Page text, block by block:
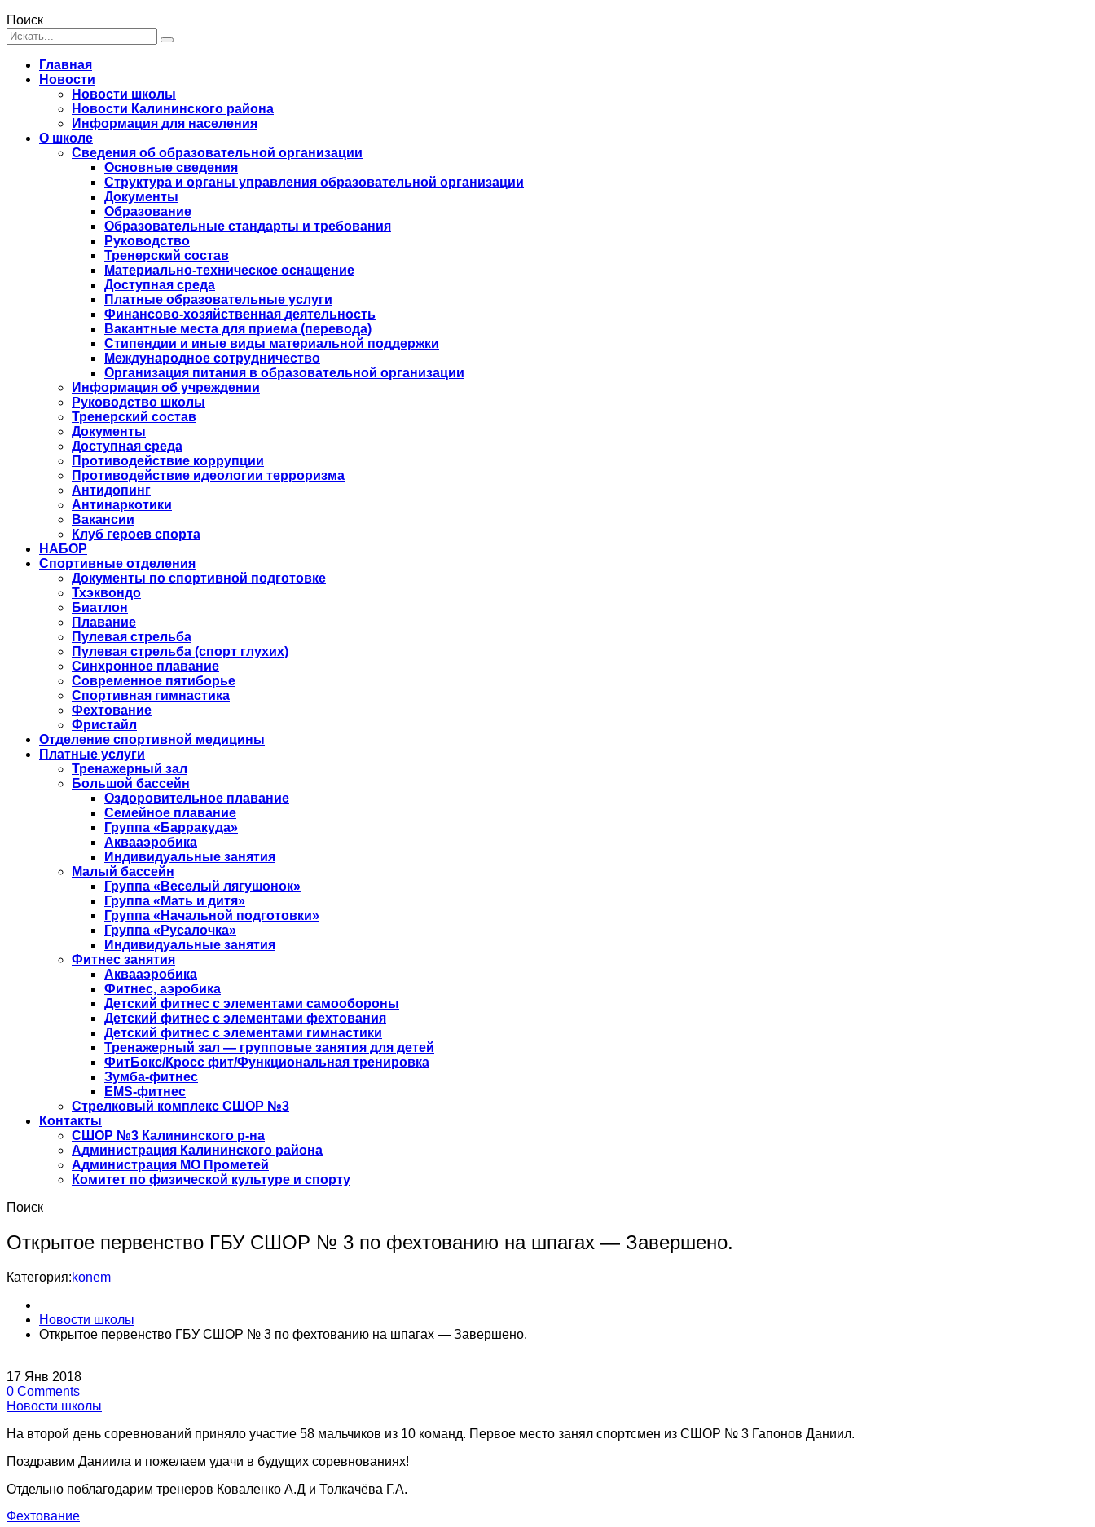
Поиск
Главная
Новости
Новости школы
Новости Калининского района
Информация для населения
О школе
Сведения об образовательной организации
Основные сведения
Структура и органы управления образовательной организации
Документы
Образование
Образовательные стандарты и требования
Руководство
Тренерский состав
Материально-техническое оснащение
Доступная среда
Платные образовательные услуги
Финансово-хозяйственная деятельность
Вакантные места для приема (перевода)
Стипендии и иные виды материальной поддержки
Международное сотрудничество
Организация питания в образовательной организации
Информация об учреждении
Руководство школы
Тренерский состав
Документы
Доступная среда
Противодействие коррупции
Противодействие идеологии терроризма
Антидопинг
Антинаркотики
Вакансии
Клуб героев спорта
НАБОР
Спортивные отделения
Документы по спортивной подготовке
Тхэквондо
Биатлон
Плавание
Пулевая стрельба
Пулевая стрельба (спорт глухих)
Синхронное плавание
Современное пятиборье
Спортивная гимнастика
Фехтование
Фристайл
Отделение спортивной медицины
Платные услуги
Тренажерный зал
Большой бассейн
Оздоровительное плавание
Семейное плавание
Группа «Барракуда»
Аквааэробика
Индивидуальные занятия
Малый бассейн
Группа «Веселый лягушонок»
Группа «Мать и дитя»
Группа «Начальной подготовки»
Группа «Русалочка»
Индивидуальные занятия
Фитнес занятия
Аквааэробика
Фитнес, аэробика
Детский фитнес с элементами самообороны
Детский фитнес с элементами фехтования
Детский фитнес с элементами гимнастики
Тренажерный зал — групповые занятия для детей
ФитБокс/Кросс фит/Функциональная тренировка
Зумба-фитнес
EMS-фитнес
Стрелковый комплекс СШОР №3
Контакты
СШОР №3 Калининского р-на
Администрация Калининского района
Администрация МО Прометей
Комитет по физической культуре и спорту
Поиск
Открытое первенство ГБУ СШОР № 3 по фехтованию на шпагах — Завершено.
Категория:konem
Новости школы
Открытое первенство ГБУ СШОР № 3 по фехтованию на шпагах — Завершено.
17 Янв 2018
0 Comments
Новости школы
На второй день соревнований приняло участие 58 мальчиков из 10 команд. Первое место занял спортсмен из СШОР № 3 Гапонов Даниил.
Поздравим Даниила и пожелаем удачи в будущих соревнованиях!
Отдельно поблагодарим тренеров Коваленко А.Д и Толкачёва Г.А.
Фехтование